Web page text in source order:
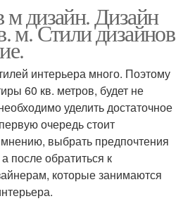
м дизайн. Дизайн
м. Стили дизайнов
интерьера много. Поэтому
60 кв. метров, будет не
уделить достаточное
очередь стоит
выбрать предпочтения
после обратиться к
которые занимаются